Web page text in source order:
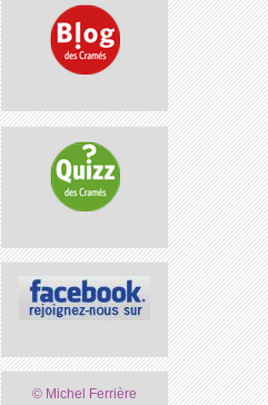
© Michel Ferrière